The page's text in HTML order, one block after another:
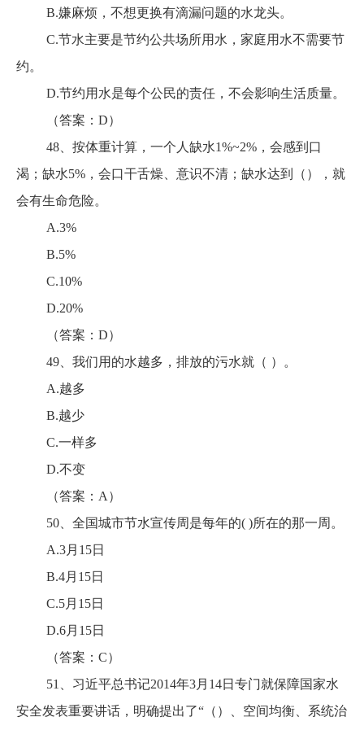
B.嫌麻烦，不想更换有滴漏问题的水龙头。
C.节水主要是节约公共场所用水，家庭用水不需要节
约。
D.节约用水是每个公民的责任，不会影响生活质量。
（答案：D）
48、按体重计算，一个人缺水1%~2%，会感到口
渴；缺水5%，会口干舌燥、意识不清；缺水达到（），就
会有生命危险。
A.3%
B.5%
C.10%
D.20%
（答案：D）
49、我们用的水越多，排放的污水就（ ）。
A.越多
B.越少
C.一样多
D.不变
（答案：A）
50、全国城市节水宣传周是每年的( )所在的那一周。
A.3月15日
B.4月15日
C.5月15日
D.6月15日
（答案：C）
51、习近平总书记2014年3月14日专门就保障国家水
安全发表重要讲话，明确提出了“（）、空间均衡、系统治